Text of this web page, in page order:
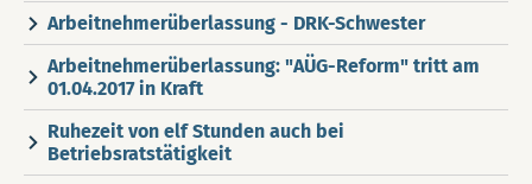
Arbeitnehmerüberlassung - DRK-Schwester
Arbeitnehmerüberlassung: "AÜG-Reform" tritt am
01.04.2017 in Kraft
Ruhezeit von elf Stunden auch bei
Betriebsratstätigkeit